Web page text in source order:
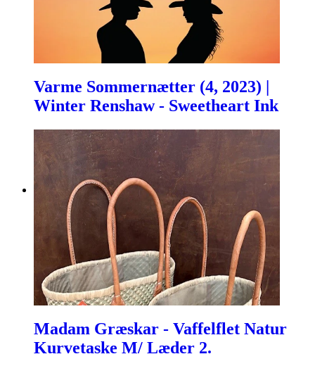
Varme Sommernætter (4, 2023) |
Winter Renshaw - Sweetheart Ink
Madam Græskar - Vaffelflet Natur
Kurvetaske M/ Læder 2.